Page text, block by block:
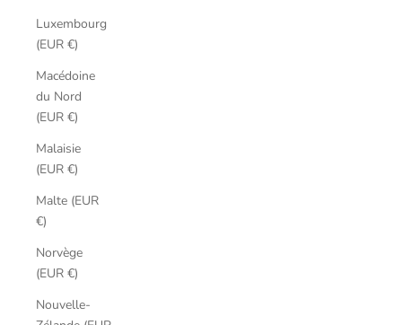
Luxembourg
(EUR €)
Macédoine
du Nord
(EUR €)
Malaisie
(EUR €)
Malte (EUR
€)
Norvège
(EUR €)
Nouvelle-